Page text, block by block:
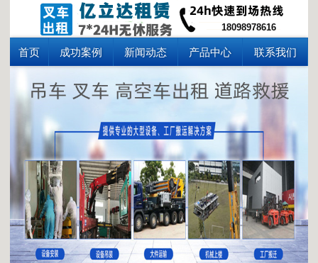
18098978616
首页 成功案例 新闻动态 产品中心 联系我们